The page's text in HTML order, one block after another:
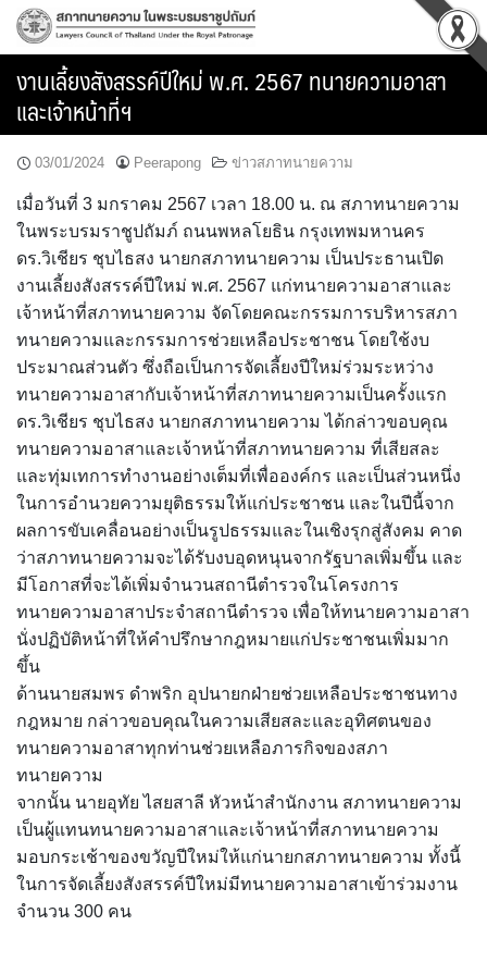
Skip
งานเลี้ยงสังสรรค์ปีใหม่ พ.ศ. 2567 ทนายความอาสา
และเจ้าหน้าที่ฯ
03/01/2024 Peerapong ข่าวสภาทนายความ
เมื่อวันที่ 3 มกราคม 2567 เวลา 18.00 น. ณ สภาทนายความ
ในพระบรมราชูปถัมภ์ ถนนพหลโยธิน กรุงเทพมหานคร
ดร.วิเชียร ชุบไธสง นายกสภาทนายความ เป็นประธานเปิด
งานเลี้ยงสังสรรค์ปีใหม่ พ.ศ. 2567 แก่ทนายความอาสาและ
เจ้าหน้าที่สภาทนายความ จัดโดยคณะกรรมการบริหารสภา
ทนายความและกรรมการช่วยเหลือประชาชน โดยใช้งบ
ประมาณส่วนตัว ซึ่งถือเป็นการจัดเลี้ยงปีใหม่ร่วมระหว่าง
ทนายความอาสากับเจ้าหน้าที่สภาทนายความเป็นครั้งแรก
ดร.วิเชียร ชุบไธสง นายกสภาทนายความ ได้กล่าวขอบคุณ
ทนายความอาสาและเจ้าหน้าที่สภาทนายความ ที่เสียสละ
และทุ่มเทการทำงานอย่างเต็มที่เพื่อองค์กร และเป็นส่วนหนึ่ง
ในการอำนวยความยุติธรรมให้แก่ประชาชน และในปีนี้จาก
ผลการขับเคลื่อนอย่างเป็นรูปธรรมและในเชิงรุกสู่สังคม คาด
ว่าสภาทนายความจะได้รับงบอุดหนุนจากรัฐบาลเพิ่มขึ้น และ
มีโอกาสที่จะได้เพิ่มจำนวนสถานีตำรวจในโครงการ
ทนายความอาสาประจำสถานีตำรวจ เพื่อให้ทนายความอาสา
นั่งปฏิบัติหน้าที่ให้คำปรึกษากฎหมายแก่ประชาชนเพิ่มมาก
ขึ้น
ด้านนายสมพร ดำพริก อุปนายกฝ่ายช่วยเหลือประชาชนทาง
กฎหมาย กล่าวขอบคุณในความเสียสละและอุทิศตนของ
ทนายความอาสาทุกท่านช่วยเหลือภารกิจของสภา
ทนายความ
จากนั้น นายอุทัย ไสยสาลี หัวหน้าสำนักงาน สภาทนายความ
เป็นผู้แทนทนายความอาสาและเจ้าหน้าที่สภาทนายความ
มอบกระเช้าของขวัญปีใหม่ให้แก่นายกสภาทนายความ ทั้งนี้
ในการจัดเลี้ยงสังสรรค์ปีใหม่มีทนายความอาสาเข้าร่วมงาน
จำนวน 300 คน